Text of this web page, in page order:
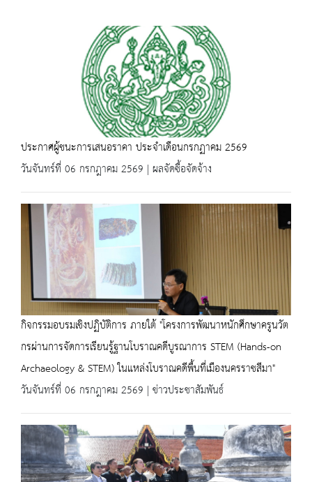
ประกาศผู้ชนะการเสนอราคา ประจำเดือนกรกฏาคม 2569
วันจันทร์ที่ 06 กรกฎาคม 2569 | ผลจัดซื้อจัดจ้าง
กิจกรรมอบรมเชิงปฏิบัติการ ภายใต้ "โครงการพัฒนาหนักศึกษาครูนวัต
กรผ่านการจัดการเรียนรู้ฐานโบราณคดีบูรณาการ STEM (Hands-on
Archaeology & STEM) ในแหล่งโบราณคดีพื้นที่เมืองนครราชสีมา"
วันจันทร์ที่ 06 กรกฎาคม 2569 | ข่าวประชาสัมพันธ์